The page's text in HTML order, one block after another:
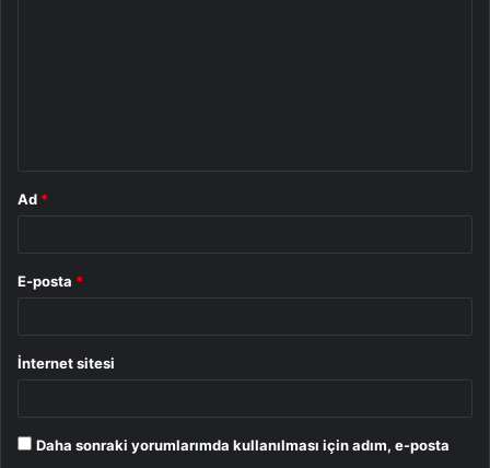
Ad *
E-posta *
İnternet sitesi
Daha sonraki yorumlarımda kullanılması için adım, e-posta